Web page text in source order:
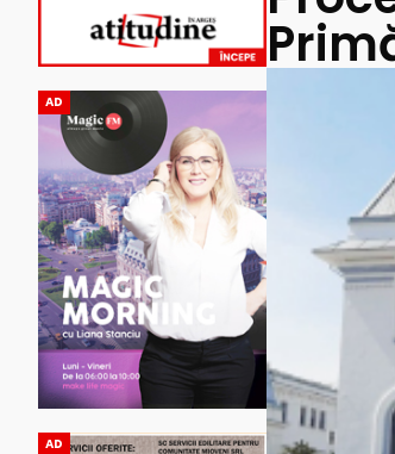
AD
AD